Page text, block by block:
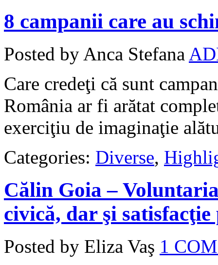
8 campanii care au
Posted by Anca Stefana
Care credeţi că sunt
România ar fi arătat
exerciţiu de imaginaţie
Categories: Diverse,
Călin Goia –
civică, dar şi satisfacţie
Posted by Eliza Vaş 1